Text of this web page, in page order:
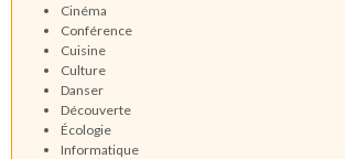
Cinéma
Conférence
Cuisine
Culture
Danser
Découverte
Écologie
Informatique